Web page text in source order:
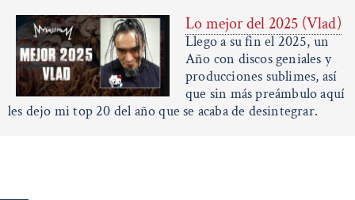
Lo mejor del 2025 (Vlad)
Llego a su fin el 2025, un
Año con discos geniales y
producciones sublimes, así
que sin más preámbulo aquí
les dejo mi top 20 del año que se acaba de desintegrar.